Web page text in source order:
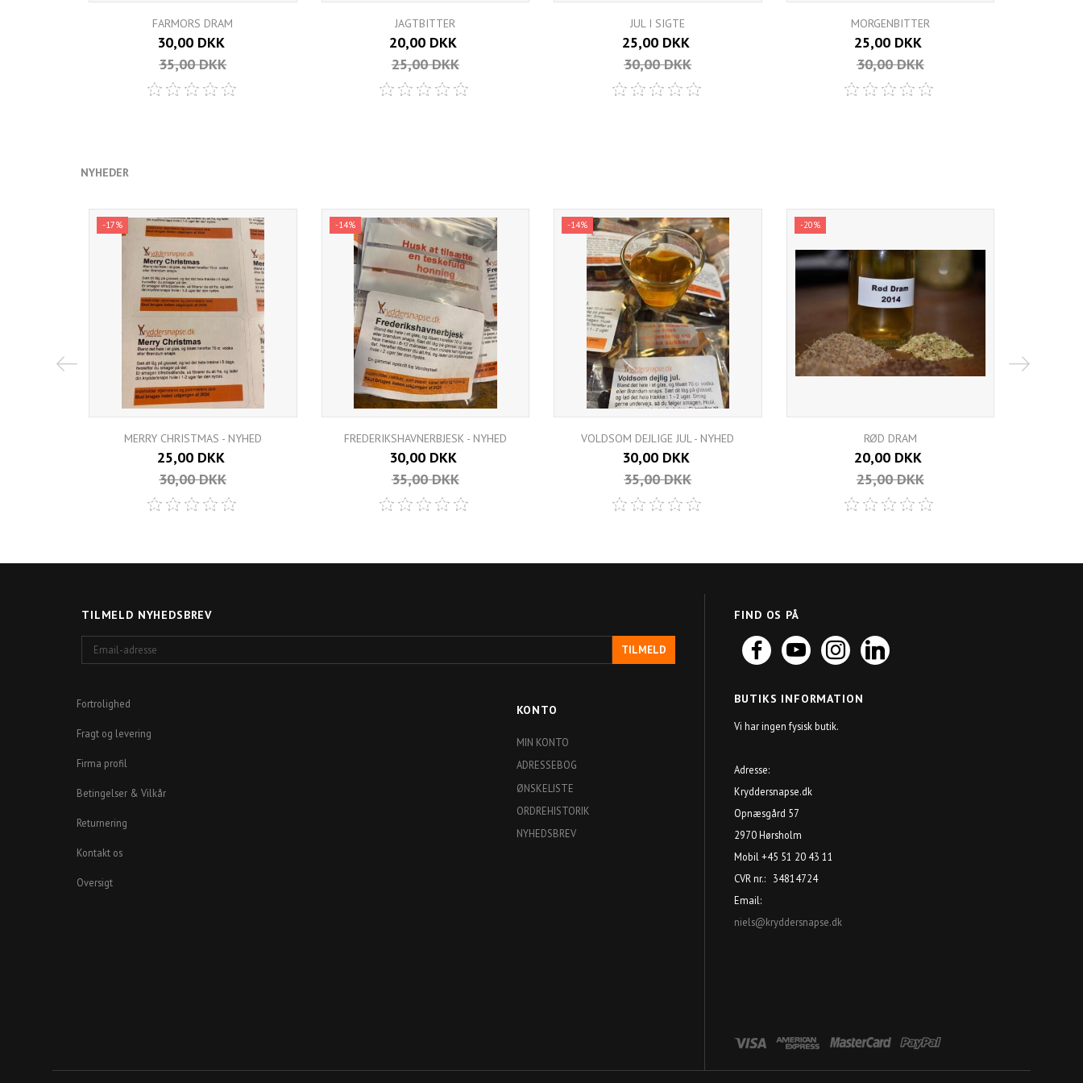
FARMORS DRAM
30,00 DKK
35,00 DKK
JAGTBITTER
20,00 DKK
25,00 DKK
JUL I SIGTE
25,00 DKK
30,00 DKK
MORGENBITTER
25,00 DKK
30,00 DKK
NYHEDER
-17%
MERRY CHRISTMAS - NYHED
25,00 DKK
30,00 DKK
-14%
FREDERIKSHAVNERBJESK - NYHED
30,00 DKK
35,00 DKK
-14%
VOLDSOM DEJLIGE JUL - NYHED
30,00 DKK
35,00 DKK
-20%
RØD DRAM
20,00 DKK
25,00 DKK
TILMELD NYHEDSBREV
adresse
TILMELD
Fortrolighed
Fragt og levering
Firma profil
Betingelser & Vilkår
Returnering
Kontakt os
Oversigt
KONTO
MIN KONTO
ADRESSEBOG
ØNSKELISTE
ORDREHISTORIK
NYHEDSBREV
FIND OS PÅ
BUTIKS INFORMATION
Vi har ingen fysisk butik.
Adresse:
Kryddersnapse.dk
Opnæsgård 57
2970 Hørsholm
Mobil +45 51 20 43 11
CVR nr.: 34814724
Email:
niels@kryddersnapse.dk